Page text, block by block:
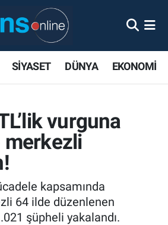
SİYASET DÜNYA EKONOMİ
vurguna
merkezli
kapsamında
64 ilde düzenlenen
şüpheli yakalandı.